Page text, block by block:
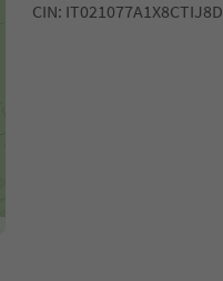
CIN: IT021077A1X8CTIJ8D